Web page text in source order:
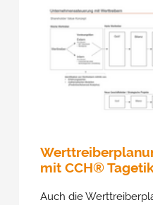
mit CCH®
Auch die